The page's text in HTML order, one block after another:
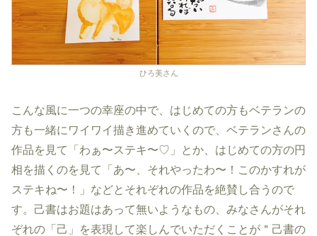
ひろ美さん
こんな風に一つの幸座の中で、はじめての方もベテランの
方も一緒にワイワイ描き進めていくので、ベテランさんの
作品を見て「わぁ〜ステキ〜♡」とか、はじめての方の円
相を描くのを見て「あ〜、それやったわ〜！このかすれが
ステキね〜！」などとそれぞれの作品を絶賛し合うので
す。己書はお題はあって無いようなもの、みなさんがそれ
ぞれの「己」を表現して楽しんでいただくことが＂己書の